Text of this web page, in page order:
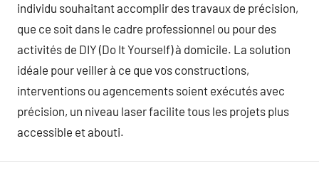
individu souhaitant accomplir des travaux de précision,
que ce soit dans le cadre professionnel ou pour des
activités de DIY (Do It Yourself) à domicile. La solution
idéale pour veiller à ce que vos constructions,
interventions ou agencements soient exécutés avec
précision, un niveau laser facilite tous les projets plus
accessible et abouti.